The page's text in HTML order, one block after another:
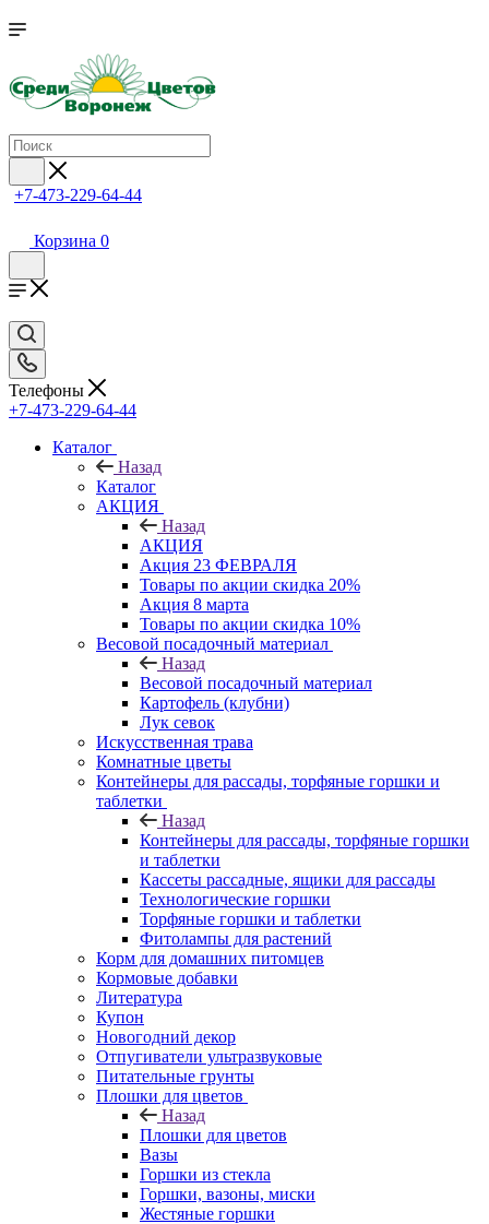
+7-473-229-64-44
Корзина 0
Телефоны
+7-473-229-64-44
Каталог
Назад
Каталог
АКЦИЯ
Назад
АКЦИЯ
Акция 23 ФЕВРАЛЯ
Товары по акции скидка 20%
Акция 8 марта
Товары по акции скидка 10%
Весовой посадочный материал
Назад
Весовой посадочный материал
Картофель (клубни)
Лук севок
Искусственная трава
Комнатные цветы
Контейнеры для рассады, торфяные горшки и
таблетки
Назад
Контейнеры для рассады, торфяные горшки
и таблетки
Кассеты рассадные, ящики для рассады
Технологические горшки
Торфяные горшки и таблетки
Фитолампы для растений
Корм для домашних питомцев
Кормовые добавки
Литература
Купон
Новогодний декор
Отпугиватели ультразвуковые
Питательные грунты
Плошки для цветов
Назад
Плошки для цветов
Вазы
Горшки из стекла
Горшки, вазоны, миски
Жестяные горшки